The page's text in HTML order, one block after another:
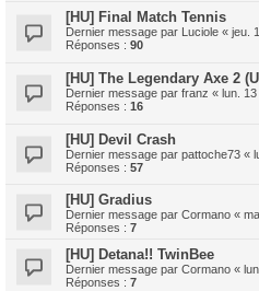
[HU] Final Match Tennis
Dernier message par Luciole « jeu.
Réponses : 90
[HU] The Legendary Axe 2
Dernier message par franz « lun.
Réponses : 16
[HU] Devil Crash
Dernier message par pattoche73 «
Réponses : 57
[HU] Gradius
Dernier message par Cormano «
Réponses : 7
[HU] Detana!! TwinBee
Dernier message par Cormano «
Réponses : 7